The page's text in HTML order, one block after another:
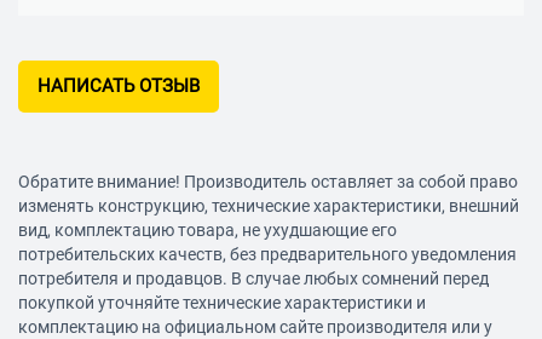
НАПИСАТЬ ОТЗЫВ
Обратите внимание! Производитель оставляет за собой право
изменять конструкцию, технические характеристики, внешний
вид, комплектацию товара, не ухудшающие его
потребительских качеств, без предварительного уведомления
потребителя и продавцов. В случае любых сомнений перед
покупкой уточняйте технические характеристики и
комплектацию на официальном сайте производителя или у